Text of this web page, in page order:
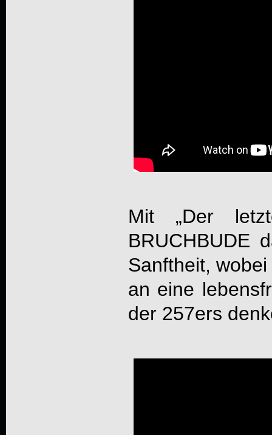
Mit „Der
BRUCHBUDE
Sanftheit,
an eine
der 257ers